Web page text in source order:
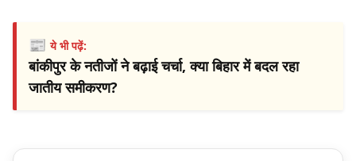
📰ये भी पढ़ें:
बांकीपुर के नतीजों ने बढ़ाई चर्चा, क्या बिहार में बदल रहा
जातीय समीकरण?